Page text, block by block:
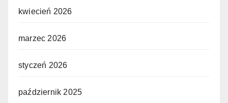
kwiecień 2026
marzec 2026
styczeń 2026
październik 2025